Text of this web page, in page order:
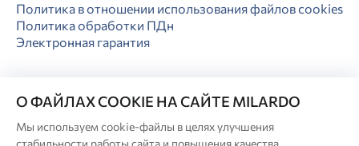
Политика в отношении использования файлов cookies
Политика обработки ПДн
Электронная гарантия
© Milardo
О ФАЙЛАХ COOKIE НА САЙТЕ MILARDO
Мы используем cookie-файлы в целях улучшения
стабильности работы сайта и повышения качества